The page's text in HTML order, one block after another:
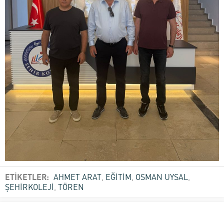
ETİKETLER: AHMET ARAT EĞİTİM OSMAN UYSAL
ŞEHİRKOLEJİ TÖREN